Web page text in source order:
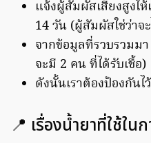
แจ้งผู้สัมผัสเสี่ยงสูงใ
14 วัน (ผู้สัมผัสใช่ว่าจ
จากข้อมูลที่รวบรวมม
จะมี 2 คน ที่ได้รับเชื้อ)
ดังนั้นเราต้องป้องกันไ
📍 เรื่องน้ำยาที่ใช้ใน